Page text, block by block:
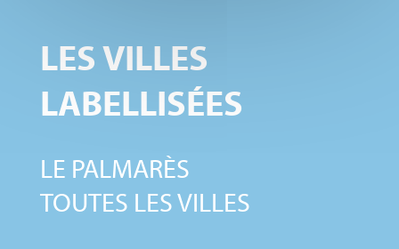
LES VILLES
LABELLISÉES
LE PALMARÈS
TOUTES LES VILLES